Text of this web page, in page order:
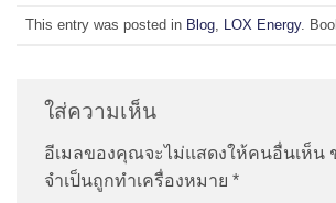
This entry was posted in Blog, LOX Energy.
ใส่ความเห็น
อีเมลของคุณจะไม่แสดงให้คนอื่นเห็น
จำเป็นถูกทำเครื่องหมาย *